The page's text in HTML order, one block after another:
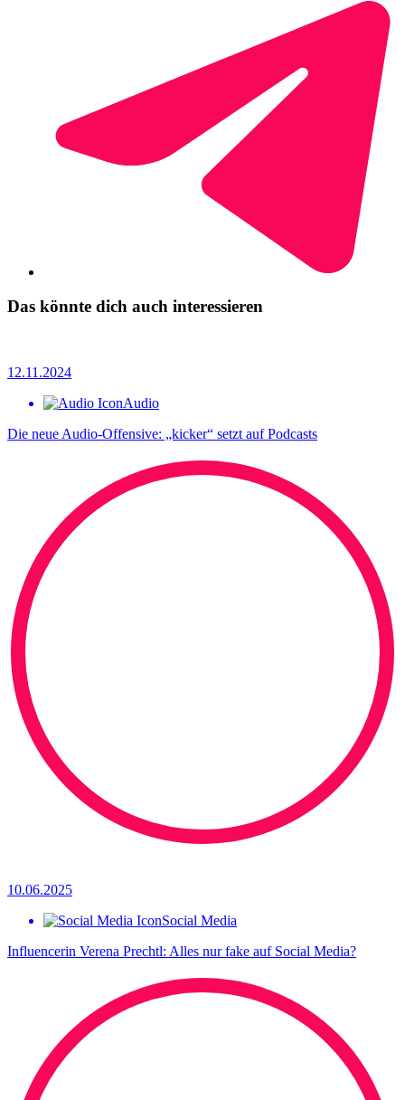
Das könnte dich auch interessieren
12.11.2024
Audio
Die neue Audio-Offensive: „kicker“ setzt auf Podcasts
10.06.2025
Social Media
Influencerin Verena Prechtl: Alles nur fake auf Social Media?